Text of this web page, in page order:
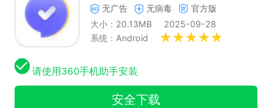
无广告 无病毒
官方版
大小：20.13MB
2025-09-28
系统：Android
请使用360手机助手安装
安全下载